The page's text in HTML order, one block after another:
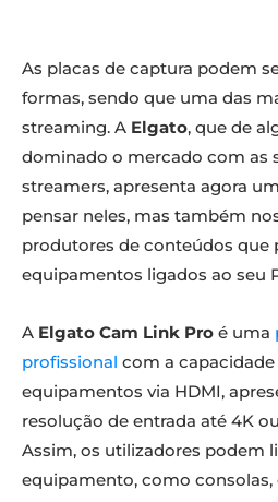
As placas de captura podem
formas, sendo que uma das
streaming. A Elgato, que de
dominado o mercado com as
streamers, apresenta agora
pensar neles, mas também
produtores de conteúdos que
equipamentos ligados ao seu
A Elgato Cam Link Pro é uma
profissional com a
equipamentos via HDMI,
resolução de entrada até 4K
Assim, os utilizadores podem
equipamento, como consolas,